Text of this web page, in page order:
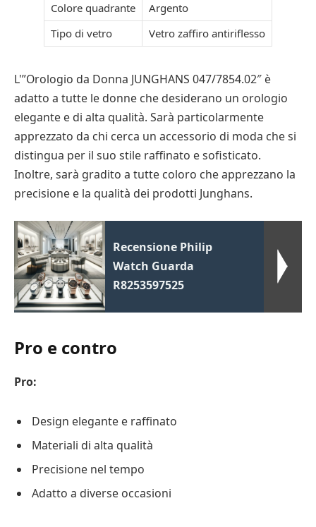
Colore quadrante
Argento
Tipo di vetro
Vetro zaffiro antiriflesso
L'”Orologio da Donna JUNGHANS 047/7854.02″ è
adatto a tutte le donne che desiderano un orologio
elegante e di alta qualità. Sarà particolarmente
apprezzato da chi cerca un accessorio di moda che si
distingua per il suo stile raffinato e sofisticato.
Inoltre, sarà gradito a tutte coloro che apprezzano la
precisione e la qualità dei prodotti Junghans.
Recensione Philip
Watch Guarda
R8253597525
Pro e contro
Pro:
Design elegante e raffinato
Materiali di alta qualità
Precisione nel tempo
Adatto a diverse occasioni